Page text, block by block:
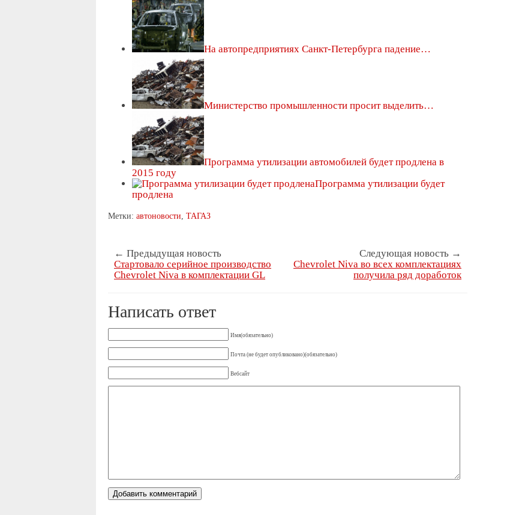
На автопредприятиях Санкт-Петербурга падение…
Министерство промышленности просит выделить…
Программа утилизации автомобилей будет продлена в
2015 году
Программа утилизации будет
продлена
Метки: автоновости ТАГАЗ
← Предыдущая новость
Стартовало серийное производство
Chevrolet Niva в комплектации GL
Следующая новость →
Chevrolet Niva во всех комплектациях
получила ряд доработок
Написать ответ
Имя(обязательно)
Почта (не будет опубликовано)(обязательно)
Вебсайт